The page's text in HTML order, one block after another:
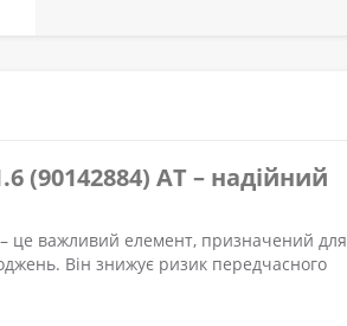
(90142884) АТ – надійний
– це важливий елемент, призначений для
Він знижує ризик передчасного